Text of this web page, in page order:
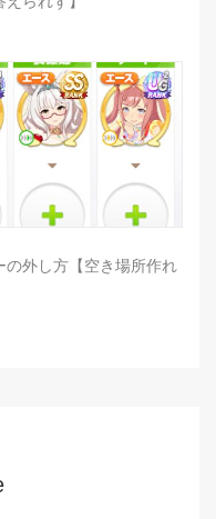
の外し方【空き場所作れ